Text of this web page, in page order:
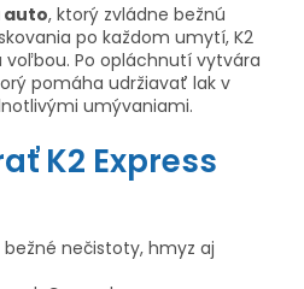
auto, ktorý zvládne bežnú
po každom umytí, K2
voľbou. Po opláchnutí vytvára
pomáha udržiavať lak v
umývaniami.
K2 Express
nečistoty, hmyz aj